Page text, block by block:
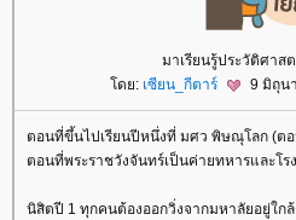
มาเรียนรู้ประวัติศาส
ดย: เซียน_กีตาร์ 9 มิถุน
ตอนที่ขึ้นไปเรียนปีหนึ่งที่ มศว พิษณุโลก (ตอ
ตอนที่พระราชวังจันทร์เป็นค่ายทหารและโ
นิสิตปี 1 ทุกคนต้องออกวิ่งจากมหาลัยอยู่ใ